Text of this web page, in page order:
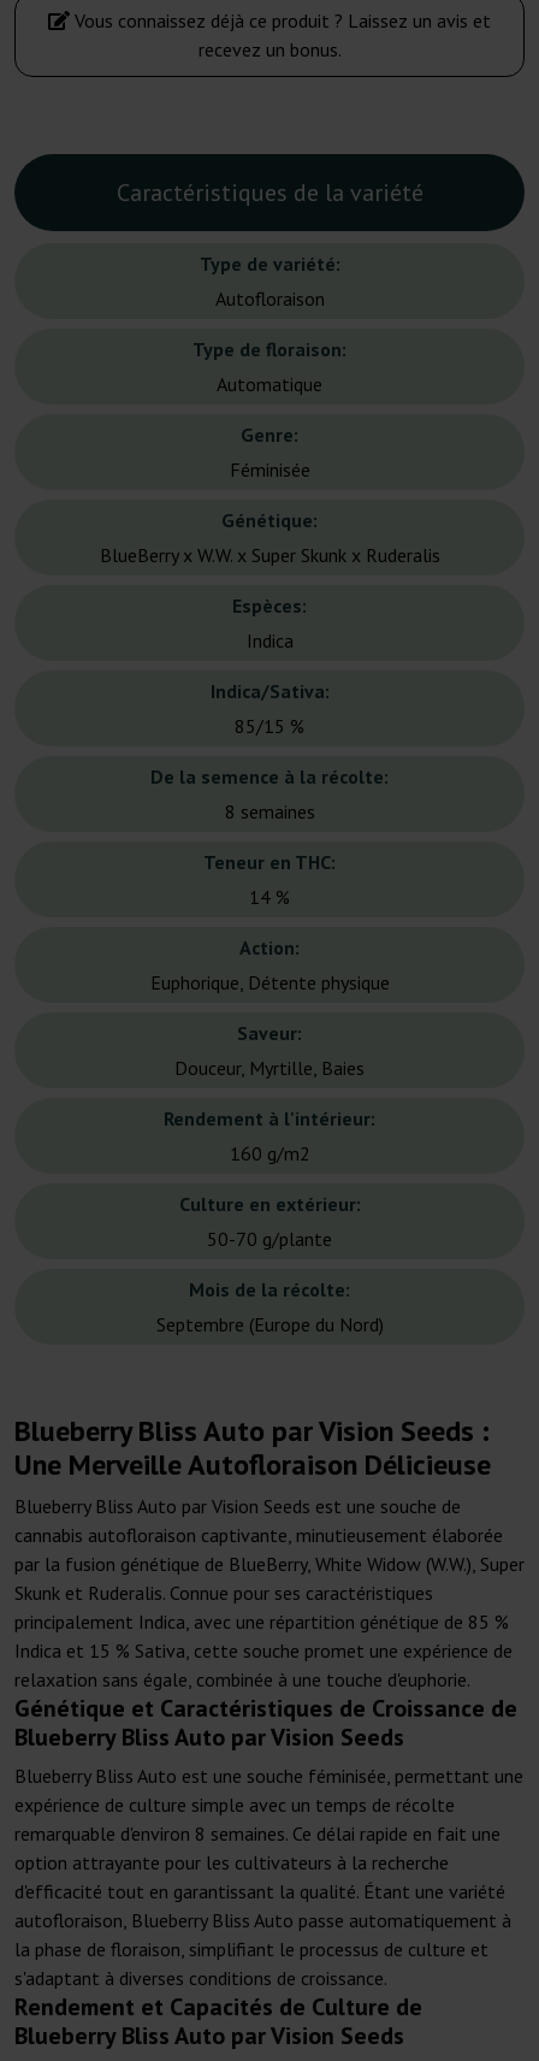
Vous connaissez déjà ce produit ? Laissez un avis et
recevez un bonus.
Caractéristiques de la variété
Type de variété:
Autofloraison
Type de floraison:
Automatique
Genre:
Féminisée
Génétique:
BlueBerry x W.W. x Super Skunk x Ruderalis
Espèces:
Indica
Indica/Sativa:
85/15 %
De la semence à la récolte:
8 semaines
Teneur en THC:
14 %
Action:
Euphorique, Détente physique
Saveur:
Douceur, Myrtille, Baies
Rendement à l'intérieur:
160 g/m2
Culture en extérieur:
50-70 g/plante
Mois de la récolte:
Septembre (Europe du Nord)
Blueberry Bliss Auto par Vision Seeds :
Une Merveille Autofloraison Délicieuse
Blueberry Bliss Auto par Vision Seeds est une souche de
cannabis autofloraison captivante, minutieusement élaborée
par la fusion génétique de BlueBerry, White Widow (W.W.), Super
Skunk et Ruderalis. Connue pour ses caractéristiques
principalement Indica, avec une répartition génétique de 85 %
Indica et 15 % Sativa, cette souche promet une expérience de
relaxation sans égale, combinée à une touche d'euphorie.
Génétique et Caractéristiques de Croissance de
Blueberry Bliss Auto par Vision Seeds
Blueberry Bliss Auto est une souche féminisée, permettant une
expérience de culture simple avec un temps de récolte
remarquable d'environ 8 semaines. Ce délai rapide en fait une
option attrayante pour les cultivateurs à la recherche
d'efficacité tout en garantissant la qualité. Étant une variété
autofloraison, Blueberry Bliss Auto passe automatiquement à
la phase de floraison, simplifiant le processus de culture et
s'adaptant à diverses conditions de croissance.
Rendement et Capacités de Culture de
Blueberry Bliss Auto par Vision Seeds